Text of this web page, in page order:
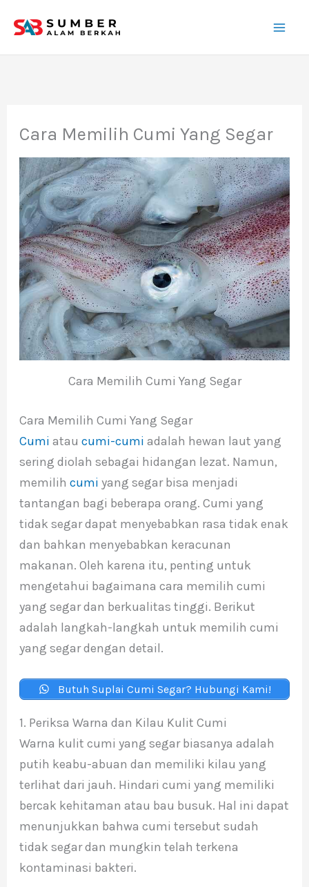
konten
Cara Memilih Cumi Yang Segar
Cara Memilih Cumi Yang Segar
Cara Memilih Cumi Yang Segar
Cumi atau cumi-cumi adalah hewan laut yang
sering diolah sebagai hidangan lezat. Namun,
memilih cumi yang segar bisa menjadi
tantangan bagi beberapa orang. Cumi yang
tidak segar dapat menyebabkan rasa tidak enak
dan bahkan menyebabkan keracunan
makanan. Oleh karena itu, penting untuk
mengetahui bagaimana cara memilih cumi
yang segar dan berkualitas tinggi. Berikut
adalah langkah-langkah untuk memilih cumi
yang segar dengan detail.
Butuh Suplai Cumi Segar? Hubungi Kami!
1. Periksa Warna dan Kilau Kulit Cumi
Warna kulit cumi yang segar biasanya adalah
putih keabu-abuan dan memiliki kilau yang
terlihat dari jauh. Hindari cumi yang memiliki
bercak kehitaman atau bau busuk. Hal ini dapat
menunjukkan bahwa cumi tersebut sudah
tidak segar dan mungkin telah terkena
kontaminasi bakteri.